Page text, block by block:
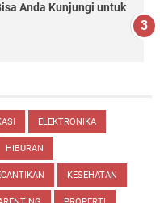
Anda Kunjungi untuk
ELEKTRONIKA
HIBURAN
KESEHATAN